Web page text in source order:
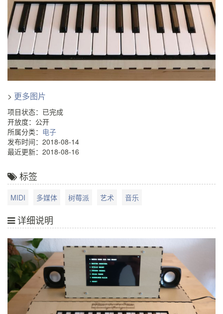
> 更多图片
项目状态：已完成
开放度：公开
所属分类： 电子
发布时间：2018-08-14
最近更新：2018-08-16
标签
MIDI 多媒体 树莓派 艺术 音乐
详细说明